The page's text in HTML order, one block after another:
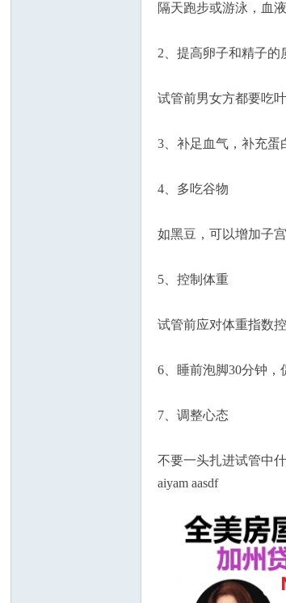
隔天跑步或游泳，血
2、提高卵子和精子的
试管前男女方都要吃
3、补足血气，补充蛋
4、多吃谷物
如黑豆，可以增加子
5、控制体重
试管前应对体重指数
6、睡前泡脚30分钟
7、调整心态
不要一头扎进试管中
aiyam aasdf